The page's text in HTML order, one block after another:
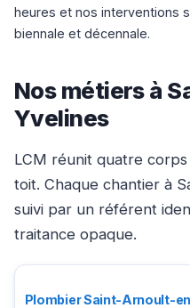
heures et nos interventions
biennale et décennale.
Nos métiers à
Yvelines
LCM réunit quatre
toit. Chaque chantier à
suivi par un référent
traitance opaque.
Plombier Saint-Arnoult-